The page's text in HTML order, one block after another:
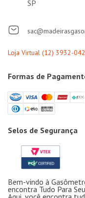
SP
Formas de
Selos de Segurança
Bem-vindo à
encontra Tudo Para